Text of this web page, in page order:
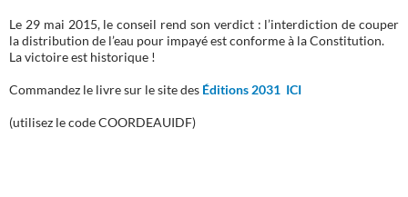
Le 29 mai 2015, le conseil rend son verdict : l’interdiction de couper
la distribution de l’eau pour impayé est conforme à la Constitution.
La victoire est historique !
Commandez le livre sur le site des Éditions 2031 ICI
(utilisez le code COORDEAUIDF)